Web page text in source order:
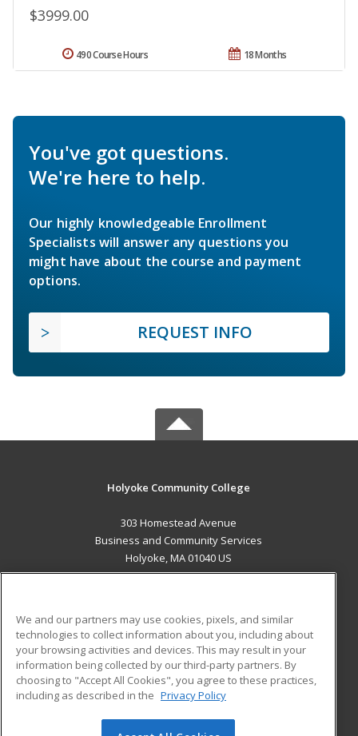
$3999.00
18 Months
490 Course Hours
You've got questions.
We're here to help.
Our highly knowledgeable Enrollment
Specialists will answer any questions you
might have about the course and payment
options.
REQUEST INFO
Holyoke Community College
303 Homestead Avenue
Business and Community Services
Holyoke, MA 01040 US
ADDITIONAL RESOURCES
Military
Financial Assistance
Help
Student Blog
We and our partners may use cookies, pixels, and similar
technologies to collect information about you, including about
your browsing activities and devices. This may result in your
information being collected by our third-party partners. By
choosing to "Accept All Cookies", you agree to these practices,
including as described in the Privacy Policy